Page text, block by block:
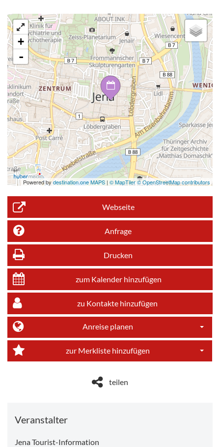
+
-
Powered bydestination.one MAPS | © MapTiler © OpenStreetMap contributors
Webseite
Anfrage
Drucken
zum Kalender hinzufügen
zu Kontakte hinzufügen
Anreise planen
zur Merkliste hinzufügen
teilen
Veranstalter
Jena Tourist-Information